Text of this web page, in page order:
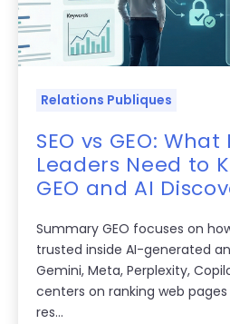
Relations Publiques
SEO vs GEO: What
Leaders Need to
GEO and AI
Summary GEO focuses on
trusted inside AI-generated
Gemini, Meta, Perplexity,
centers on ranking web
res...